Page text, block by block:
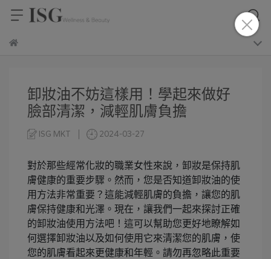
卸妝油不妨這樣用！學起來做好
臉部清潔，減輕肌膚負擔
ISG MKT 2024-03-27
對於那些經常化妝的職業女性來說，卸妝是保持肌
膚健康的重要步驟。然而，您是否知道卸妝油的使
用方法非常重要？這能減輕肌膚的負擔，讓您的肌
膚保持健康和光澤。現在，讓我們一起來探討正確
的卸妝油使用方法吧！這可以幫助您更好地瞭解如
何選擇卸妝油以及如何使用它來清潔您的肌膚，使
您的肌膚看起來更健康和年輕。請勿再忽略此重要